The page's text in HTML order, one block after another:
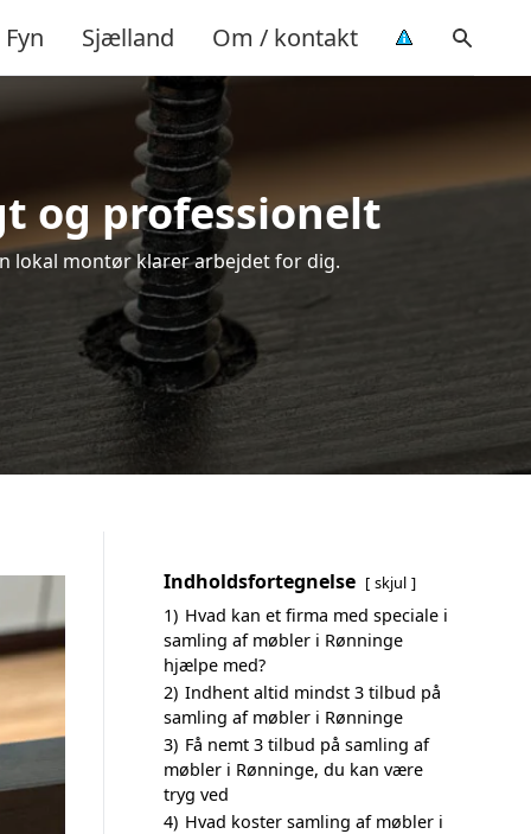
Fyn Sjælland Om / kontakt
og professionelt
lokal montør klarer arbejdet for dig.
Indholdsfortegnelse skjul
1) Hvad kan et firma med speciale i
samling af møbler i Rønninge
hjælpe med?
2) Indhent altid mindst 3 tilbud på
samling af møbler i Rønninge
3) Få nemt 3 tilbud på samling af
møbler i Rønninge, du kan være
tryg ved
4) Hvad koster samling af møbler i